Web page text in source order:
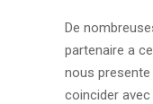
De
partenaire a
nous
coincider